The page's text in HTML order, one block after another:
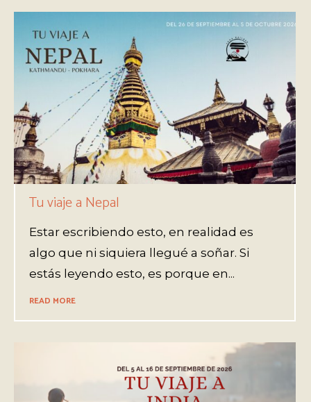
Tu viaje a Nepal
Estar escribiendo esto, en realidad es
algo que ni siquiera llegué a soñar. Si
estás leyendo esto, es porque en...
READ MORE